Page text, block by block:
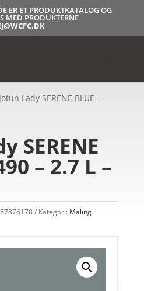
ER ET PRODUKTKATALOG OG
MED PRODUKTERNE
Lady SERENE BLUE –
SERENE
– 2.7 L –
Kategori: Maling